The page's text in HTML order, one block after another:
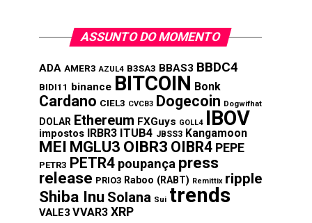
ASSUNTO DO MOMENTO
ADA AMER3 AZUL4 B3SA3 BBAS3 BBDC4
BIDI11 binance BITCOIN Bonk
Cardano CIEL3 CVCB3 Dogecoin Dogwifhat
DOLAR Ethereum FXGuys GOLL4 IBOV
impostos IRBR3 ITUB4 JBSS3 Kangamoon
MEI MGLU3 OIBR3 OIBR4 PEPE
PETR3 PETR4 poupança press
release PRIO3 Raboo (RABT) Remittix ripple
Shiba Inu Solana Sui trends
VALE3 VVAR3 XRP